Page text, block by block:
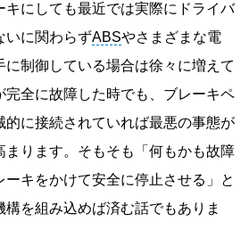
キにしても最近では実際にドライバ
いに関わらずABSやさまざまな電
制御している場合は徐々に増えて
完全に故障した時でも、ブレーキペ
的に接続されていれば最悪の事態が
まります。そもそも「何もかも故障
ーキをかけて安全に停止させる」と
を組み込めば済む話でもありま